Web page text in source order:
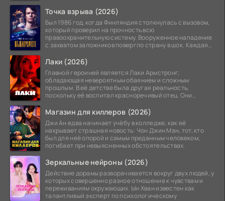
Точка взрыва (2026)
Был 1986 год, когда Финляндия столкнулась с вызовом,
который проверил на прочность всю
правоохранительную систему. Вооруженное нападение
с захватом заложников повергло страну в шок. Каждая
Лаки (2026)
Главной героиней является Лаки Армстронг,
обладающая невероятным обаянием и сложным
прошлым. В её детстве была другая реальность,
поскольку её воспитал красноречивый отец. Они
Магазин для киллеров (2026)
Джи Ан едва начинает учёбу в колледже, как её
накрывает страшная новость: Чон Джин Ман, тот, кто
был для неё опорой и самым преданным человеком,
погибает при невыясненных обстоятельствах.
Зеркальные нейроны (2026)
Действие дорамы разворачивается вокруг двух людей, у
которых совершенно разное отношение к чувствам и
переживаниям окружающих. Ын Хван известен как
талантливый эксперт по психологическому